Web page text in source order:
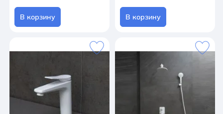
В корзину В корзину